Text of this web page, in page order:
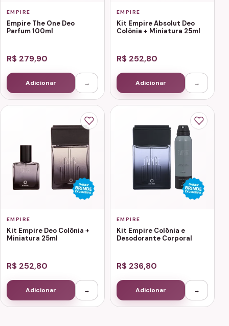
EMPIRE
Empire The One Deo
Parfum 100ml
R$ 279,90
Adicionar →
EMPIRE
Kit Empire Absolut Deo
Colônia + Miniatura 25ml
R$ 252,80
Adicionar →
EMPIRE
Kit Empire Deo Colônia +
Miniatura 25ml
R$ 252,80
Adicionar →
EMPIRE
Kit Empire Colônia e
Desodorante Corporal
R$ 236,80
Adicionar →